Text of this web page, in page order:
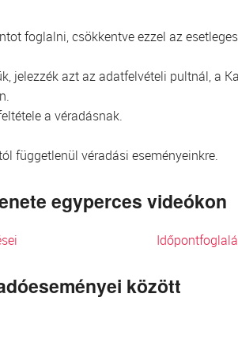
foglalni, csökkentve ezzel az
jelezzék azt az adatfelvételi pultnál, a
a véradásnak.
függetlenül véradási eseményeinkre.
egyperces videókon
között